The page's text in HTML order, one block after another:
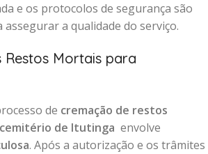
e os protocolos de segurança são
a qualidade do serviço.
Mortais para
de cremação de restos
de Itutinga envolve
. Após a autorização e os trâmites